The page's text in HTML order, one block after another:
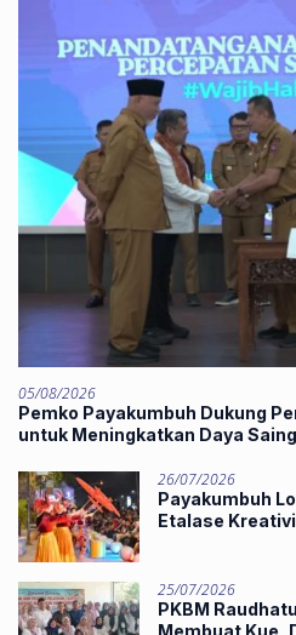
05/08/2026
Pemko Payakumbuh Dukung
untuk Meningkatkan Daya
26/07/2026
Payakumbuh
Etalase
25/07/2026
PKBM
Membuat Kue,